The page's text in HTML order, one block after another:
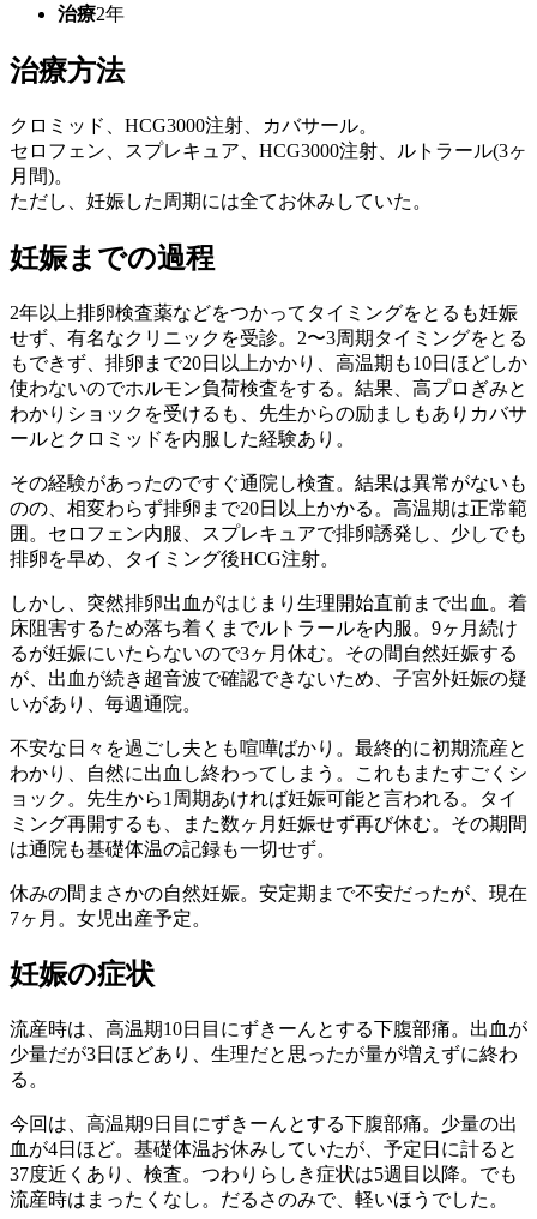
治療2年
治療方法
クロミッド、HCG3000注射、カバサール。
セロフェン、スプレキュア、HCG3000注射、ルトラール(3ヶ
月間)。
ただし、妊娠した周期には全てお休みしていた。
妊娠までの過程
2年以上排卵検査薬などをつかってタイミングをとるも妊娠
せず、有名なクリニックを受診。2〜3周期タイミングをとる
もできず、排卵まで20日以上かかり、高温期も10日ほどしか
使わないのでホルモン負荷検査をする。結果、高プロぎみと
わかりショックを受けるも、先生からの励ましもありカバサ
ールとクロミッドを内服した経験あり。
その経験があったのですぐ通院し検査。結果は異常がないも
のの、相変わらず排卵まで20日以上かかる。高温期は正常範
囲。セロフェン内服、スプレキュアで排卵誘発し、少しでも
排卵を早め、タイミング後HCG注射。
しかし、突然排卵出血がはじまり生理開始直前まで出血。着
床阻害するため落ち着くまでルトラールを内服。9ヶ月続け
るが妊娠にいたらないので3ヶ月休む。その間自然妊娠する
が、出血が続き超音波で確認できないため、子宮外妊娠の疑
いがあり、毎週通院。
不安な日々を過ごし夫とも喧嘩ばかり。最終的に初期流産と
わかり、自然に出血し終わってしまう。これもまたすごくシ
ョック。先生から1周期あければ妊娠可能と言われる。タイ
ミング再開するも、また数ヶ月妊娠せず再び休む。その期間
は通院も基礎体温の記録も一切せず。
休みの間まさかの自然妊娠。安定期まで不安だったが、現在
7ヶ月。女児出産予定。
妊娠の症状
流産時は、高温期10日目にずきーんとする下腹部痛。出血が
少量だが3日ほどあり、生理だと思ったが量が増えずに終わ
る。
今回は、高温期9日目にずきーんとする下腹部痛。少量の出
血が4日ほど。基礎体温お休みしていたが、予定日に計ると
37度近くあり、検査。つわりらしき症状は5週目以降。でも
流産時はまったくなし。だるさのみで、軽いほうでした。